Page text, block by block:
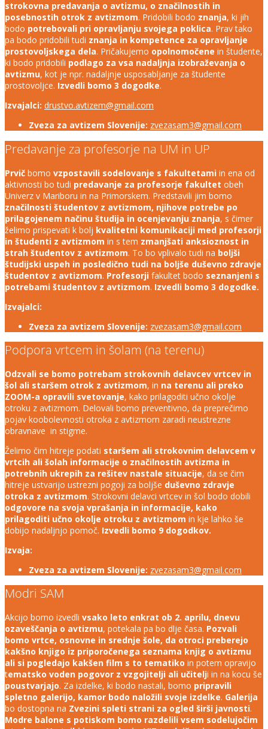
strokovna predavanja o avtizmu, o značilnostih in
posebnostih otrok z avtizmom. Pridobili bodo znanja, ki jih
bodo potrebovali pri opravljanju svojega poklica. Prav tako
pa bodo pridobili tudi znanja in kompetence za opravljanje
prostovoljskega dela. Pričakujemo opolnomočene in študente,
ki bodo pridobili podlago za vsa nadaljnja izobraževanja o
avtizmu, kot je npr. nadaljnje usposabljanje za študente
prostovoljce. Izvedli bomo 3 dogodke.
Izvajalci: drustvo.avtizem@gmail.com
Zveza za avtizem Slovenije: zvezasam3@gmail.com
Predavanje za profesorje na UM in UP
Prvič bomo vzpostavili sodelovanje s fakultetami in ena od
aktivnosti bo tudi predavanje za profesorje fakultet obeh
Univerz v Mariboru in na Primorskem. Predstavili jim bomo
značilnosti študentov z avtizmom, njihove potrebe po
prilagojenem načinu študija in ocenjevanju znanja, s čimer
želimo prispevati k bolj kvalitetni komunikaciji med profesorji
in študenti z avtizmom in s tem zmanjšati anksioznost in
strah študentov z avtizmom. To bo vplivalo tudi na boljši
študijski uspeh in posledično tudi na boljše duševno zdravje
študentov z avtizmom. Profesorji fakultet bodo seznanjeni s
potrebami študentov z avtizmom. Izvedli bomo 3 dogodke.
Izvajalci:
Zveza za avtizem Slovenije: zvezasam3@gmail.com
Podpora vrtcem in šolam (na terenu)
Odzvali se bomo potrebam strokovnih delavcev vrtcev in
šol ali staršem otrok z avtizmom, in na terenu ali preko
ZOOM-a opravili svetovanje, kako prilagoditi učno okolje
otroku z avtizmom. Delovali bomo preventivno, da preprečimo
pojav koobolevnosti otroka z avtizmom zaradi neustrezne
obravnave in stigme.
Želimo čim hitreje podati staršem ali strokovnim delavcem v
vrtcih ali šolah informacije o značilnostih avtizma in
potrebnih ukrepih za rešitev nastale situacije, da se čim
hitreje ustvarijo ustrezni pogoji za boljše duševno zdravje
otroka z avtizmom. Strokovni delavci vrtcev in šol bodo dobili
odgovore na svoja vprašanja in informacije, kako
prilagoditi učno okolje otroku z avtizmom in kje lahko še
dobijo nadaljnjo pomoč. Izvedli bomo 9 dogodkov.
Izvaja:
Zveza za avtizem Slovenije: zvezasam3@gmail.com
Modri SAM
Akcijo bomo izvedli vsako leto enkrat ob 2. aprilu, dnevu
ozaveščanja o avtizmu, potekala pa bo dlje časa. Pozvali
bomo vrtce, osnovne in srednje šole, da otroci preberejo
kakšno knjigo iz priporočenega seznama knjig o avtizmu
ali si pogledajo kakšen film s to tematiko in potem opravijo
tematsko voden pogovor z vzgojitelji ali učitelji in na kocu še
poustvarjajo. Za izdelke, ki bodo nastali, bomo pripravili
spletno galerijo, kamor bodo naložili svoje izdelke. Galerija
bo dostopna na Zvezini spleti strani za ogled širši javnosti.
Modre balone s potiskom bomo razdelili vsem sodelujočim